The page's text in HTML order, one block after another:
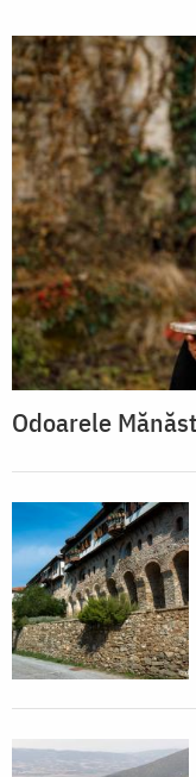
Odoarele